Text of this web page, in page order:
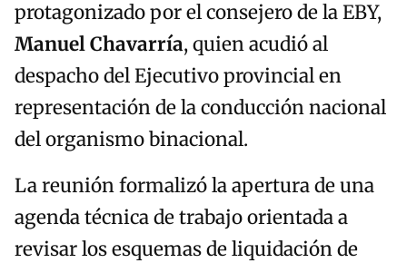
protagonizado por el consejero de la EBY,
Manuel Chavarría, quien acudió al
despacho del Ejecutivo provincial en
representación de la conducción nacional
del organismo binacional.
La reunión formalizó la apertura de una
agenda técnica de trabajo orientada a
revisar los esquemas de liquidación de